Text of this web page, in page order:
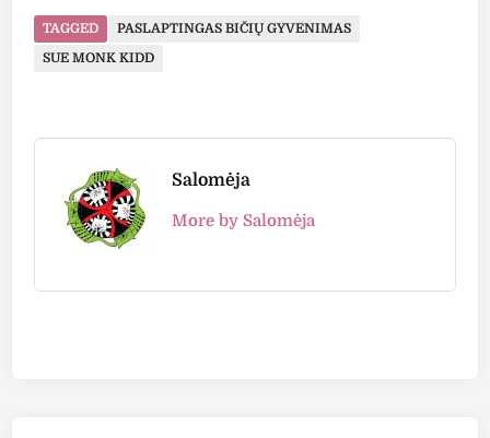
TAGGED
PASLAPTINGAS BIČIŲ GYVENIMAS
SUE MONK KIDD
Salomėja
More by Salomėja